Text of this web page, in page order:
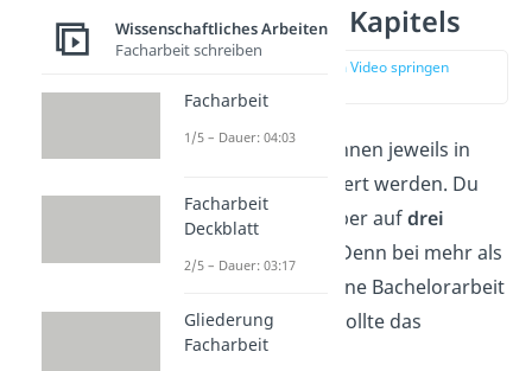
Ebenen eines Kapitels
zur Stelle im Video springen
Die Hauptkapitel können jeweils in
Unterkapitel gegliedert werden. Du
solltest dich dabei aber aufdrei
begrenzen. Denn bei mehr als
drei Ebenen wird deine Bachelorarbeit
unübersichtlich. So sollte das
aussehen:
Wissenschaftliches Arbeiten
Facharbeit schreiben
Facharbeit
1/5 – Dauer: 04:03
Facharbeit
Deckblatt
2/5 – Dauer: 03:17
Gliederung
Facharbeit